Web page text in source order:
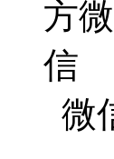
微